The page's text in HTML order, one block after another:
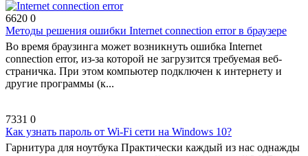
6620 0
Методы решения ошибки Internet connection error в браузере
Во время браузинга может возникнуть ошибка Internet
connection error, из-за которой не загрузится требуемая веб-
страничка. При этом компьютер подключен к интернету и
другие программы (к...
7331 0
Как узнать пароль от Wi-Fi сети на Windows 10?
Гарнитура для ноутбука Практически каждый из нас однажды